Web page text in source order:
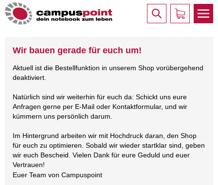
Wir bauen gerade für euch um!
Aktuell ist die Bestellfunktion in unserem Shop vorübergehend
deaktiviert.
Natürlich sind wir weiterhin für euch da: Schickt uns eure
Anfragen gerne per E-Mail oder Kontaktformular, und wir
kümmern uns persönlich darum.
Im Hintergrund arbeiten wir mit Hochdruck daran, den Shop
für euch zu optimieren. Sobald wir wieder startklar sind, geben
wir euch Bescheid. Vielen Dank für eure Geduld und euer
Vertrauen!
Euer Team von Campuspoint